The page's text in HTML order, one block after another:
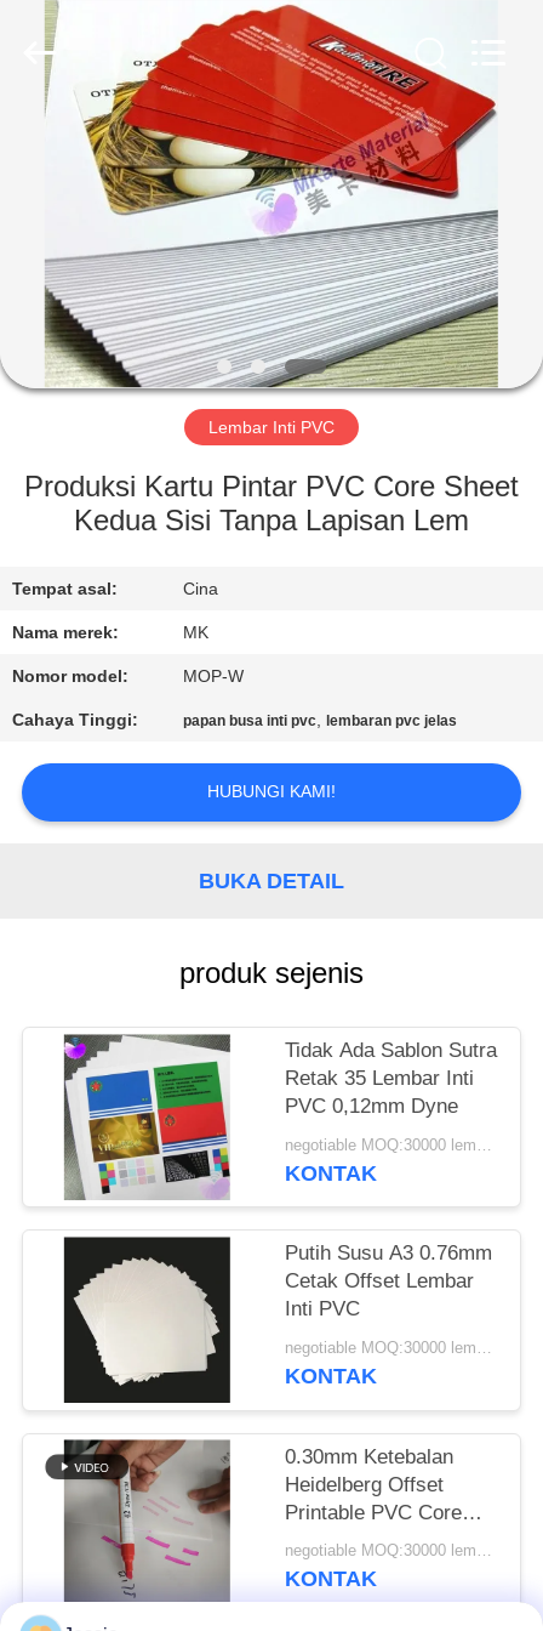
RUMAH
PRODUK
VIDEO
TENTANG
KAMI
TUR
PABRIK
KONTROL
KUALITAS
HUBUNGI
BERITA
PERMINTAAN
PRIVACY
POLICY
Material
Technology
(Tianjin)
Limited.
Reserved.
Lembar Inti PVC
Produksi Kartu Pintar PVC Core Sheet
Kedua Sisi Tanpa Lapisan Lem
Tempat asal: Cina
Nama merek: MK
Nomor model: MOP-W
Cahaya Tinggi: papan busa inti pvc, lembaran pvc jelas
HUBUNGI KAMI!
BUKA DETAIL
produk sejenis
Tidak Ada Sablon Sutra
Retak 35 Lembar Inti
PVC 0,12mm Dyne
negotiable MOQ:30000 lembar atau 2 ton
KONTAK
Putih Susu A3 0.76mm
Cetak Offset Lembar
Inti PVC
negotiable MOQ:30000 lembar atau 2 ton
KONTAK
0.30mm Ketebalan
Heidelberg Offset
Printable PVC Core
Base Material untuk
Smart Card
negotiable MOQ:30000 lembar atau 2 ton
KONTAK